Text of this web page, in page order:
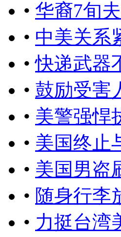
• 华裔7旬
• 中美关系
•快递武器
• 鼓励受害
• 美警强悍
• 美国终止
• 美国男盗
• 随身行李
• 力挺台湾